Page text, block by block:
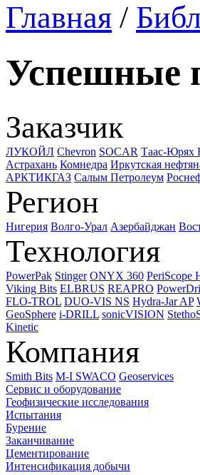
Главная /
Успешные
Заказчик
ЛУКОЙЛ Chevron SOCAR Таас-Юрях
Астрахань Комнедра Иркутская
АРКТИКГАЗ Салым Петролеум
Регион
Нигерия Волго-Урал Азербайджан
Технология
PowerPak Stinger ONYX 360 PeriScope
Viking Bits ELBRUS REAPRO
FLO-TROL DUO-VIS NS Hydra-Jar AP
GeoSphere i-DRILL sonicVISION
Kinetic
Компания
Smith Bits M-I SWACO Geoservices
Сервис и оборудование
Геофизические исследования
Испытания
Бурение
Заканчивание
Цементирование
Интенсификация добычи